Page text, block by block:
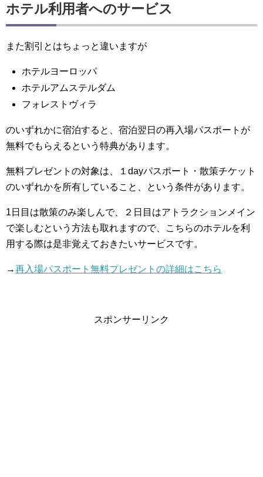
ホテル利用者へのサービス
また割引とはちょっと違いますが
ホテルヨーロッパ
ホテルアムステルダム
フォレストヴィラ
のいずれかに宿泊すると、宿泊翌日の再入場パスポートが
無料でもらえるという特典があります。
無料プレゼントの対象は、１dayパスポート・散策チケット
のいずれかを所有していること、という条件があります。
1日目は散策のみ楽しんで、２日目はアトラクションメイン
で楽しむという方法も取れますので、こちらのホテルを利
用する際は是非覚えておきたいサービスです。
→再入場パスポート無料プレゼントの詳細はこちら
スポンサーリンク